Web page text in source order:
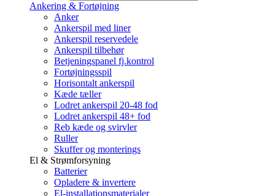
Ankering & Fortøjning
Anker
Ankerspil med liner
Ankerspil reservedele
Ankerspil tilbehør
Betjeningspanel fj.kontrol
Fortøjningsspil
Horisontalt ankerspil
Kæde tæller
Lodret ankerspil 20-48 fod
Lodret ankerspil 48+ fod
Reb kæde og svirvler
Ruller
Skuffer og monterings
El & Strømforsyning
Batterier
Opladere & invertere
El-installationsmaterialer